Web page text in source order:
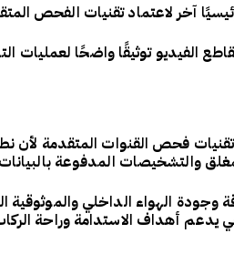
رئيسيًا آخر لاعتماد تقنيات الفحص
الفيديو توثيقًا واضحًا لعمليات
فحص القنوات المتقدمة لأن
والتشخيصات المدفوعة
وجودة الهواء الداخلي والموثوقية
يدعم أهداف الاستدامة وراحة